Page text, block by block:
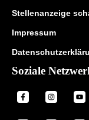
Stellenanzeige
Impressum
Soziale